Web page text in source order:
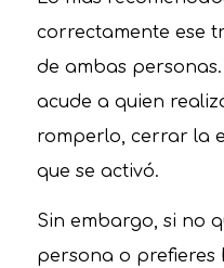
correctamente ese
de ambas personas.
acude a quien
romperlo, cerrar la
que se activó.
Sin embargo, si no
persona o prefieres